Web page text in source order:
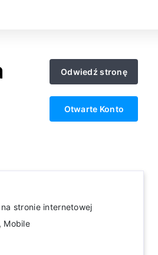
Odwiedź stronę
Otwarte Konto
stronie internetowej
Mobile